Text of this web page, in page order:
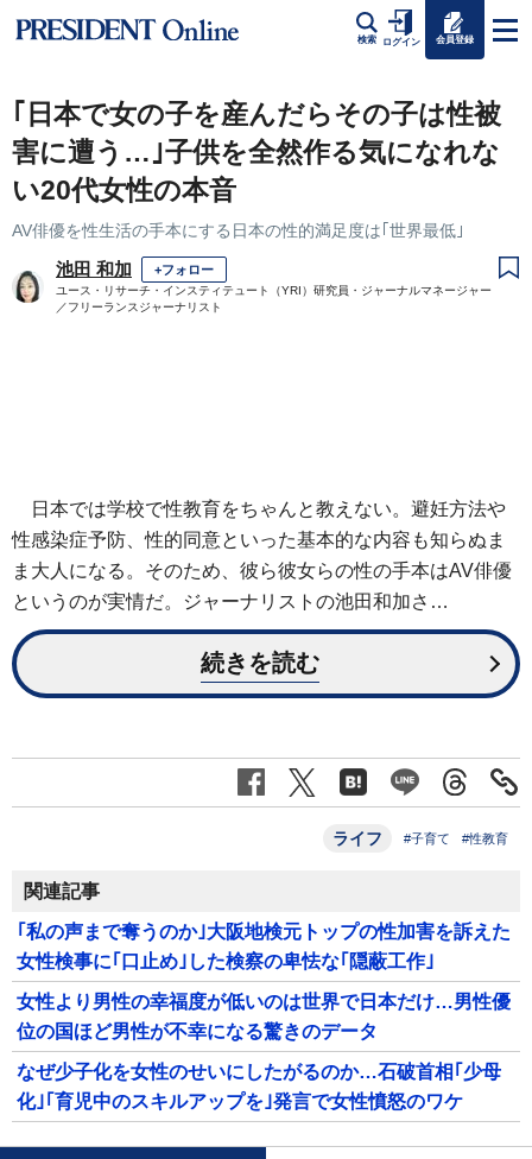
検索 ログイン 会員登録
｢日本で女の子を産んだらその子は性被
害に遭う…｣子供を全然作る気になれな
い20代女性の本音
AV俳優を性生活の手本にする日本の性的満足度は｢世界最低｣
池田 和加 +フォロー
ユース・リサーチ・インスティテュート（YRI）研究員・ジャーナルマネージャー
／フリーランスジャーナリスト
日本では学校で性教育をちゃんと教えない。避妊方法や
性感染症予防、性的同意といった基本的な内容も知らぬま
ま大人になる。そのため、彼ら彼女らの性の手本はAV俳優
というのが実情だ。ジャーナリストの池田和加さ…
続きを読む
ライフ #子育て #性教育
関連記事
｢私の声まで奪うのか｣大阪地検元トップの性加害を訴えた
女性検事に｢口止め｣した検察の卑怯な｢隠蔽工作｣
女性より男性の幸福度が低いのは世界で日本だけ…男性優
位の国ほど男性が不幸になる驚きのデータ
なぜ少子化を女性のせいにしたがるのか…石破首相｢少母
化｣｢育児中のスキルアップを｣発言で女性憤怒のワケ